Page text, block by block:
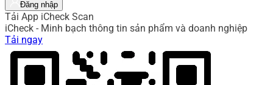
Đăng nhập
Tải App iCheck Scan
iCheck - Minh bạch thông tin sản phẩm và doanh nghiệp
Tải ngay